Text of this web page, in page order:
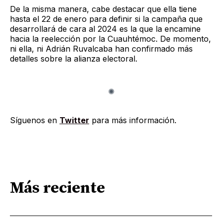
De la misma manera, cabe destacar que ella tiene
hasta el 22 de enero para definir si la campaña que
desarrollará de cara al 2024 es la que la encamine
hacia la reelección por la Cuauhtémoc. De momento,
ni ella, ni Adrián Ruvalcaba han confirmado más
detalles sobre la alianza electoral.
Síguenos en Twitter para más información.
Más reciente